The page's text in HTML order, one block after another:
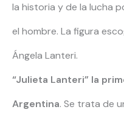
la historia y de la lucha
el hombre. La figura
Ángela Lanteri.
“Julieta Lanteri” la
Argentina. Se trata de